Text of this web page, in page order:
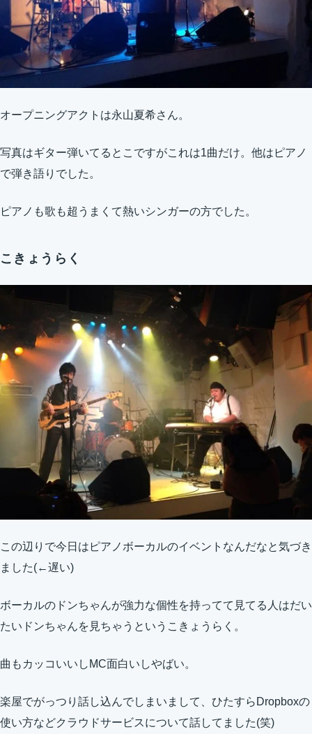
オープニングアクトは永山夏希さん。
写真はギター弾いてるとこですがこれは1曲だけ。他はピアノ
で弾き語りでした。
ピアノも歌も超うまくて熱いシンガーの方でした。
こきょうらく
この辺りで今日はピアノボーカルのイベントなんだなと気づき
ました(←遅い)
ボーカルのドンちゃんが強力な個性を持ってて見てる人はだい
たいドンちゃんを見ちゃうというこきょうらく。
曲もカッコいいしMC面白いしやばい。
楽屋でがっつり話し込んでしまいまして、ひたすらDropboxの
使い方などクラウドサービスについて話してました(笑)